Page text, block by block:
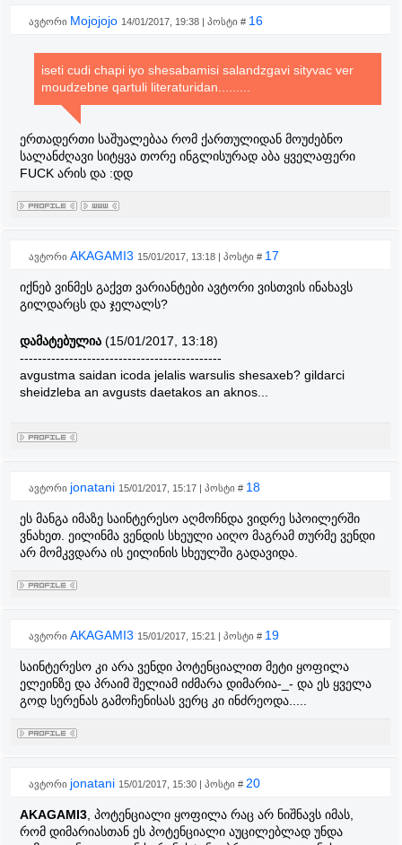
ავტორი Mojojojo 14/01/2017, 19:38 | პოსტი # 16
iseti cudi chapi iyo shesabamisi salandzgavi sityvac ver
moudzebne qartuli literaturidan.........
ერთადერთი საშუალებაა რომ ქართულიდან მოუძებნო
სალანძღავი სიტყვა თორე ინგლისურად აბა ყველაფერი
FUCK არის და :დდ
ავტორი AKAGAMI3 15/01/2017, 13:18 | პოსტი # 17
იქნებ ვინმეს გაქვთ ვარიანტები ავტორი ვისთვის ინახავს
გილდარცს და ჯელალს?
დამატებულია (15/01/2017, 13:18)
---------------------------------------------
avgustma saidan icoda jelalis warsulis shesaxeb? gildarci
sheidzleba an avgusts daetakos an aknos...
ავტორი jonatani 15/01/2017, 15:17 | პოსტი # 18
ეს მანგა იმაზე საინტერესო აღმოჩნდა ვიდრე სპოილერში
ვნახეთ. ეილინმა ვენდის სხეული აიღო მაგრამ თურმე ვენდი
არ მომკვდარა ის ეილინის სხეულში გადავიდა.
ავტორი AKAGAMI3 15/01/2017, 15:21 | პოსტი # 19
საინტერესო კი არა ვენდი პოტენციალით მეტი ყოფილა
ელეინზე და პრაიმ შელიამ იძმარა დიმარია-_- და ეს ყველა
გოდ სერენას გამოჩენისას ვერც კი ინძრეოდა.....
ავტორი jonatani 15/01/2017, 15:30 | პოსტი # 20
AKAGAMI3 , პოტენციალი ყოფილა რაც არ ნიშნავს იმას,
რომ დიმარიასთან ეს პოტენციალი აუცილებლად უნდა